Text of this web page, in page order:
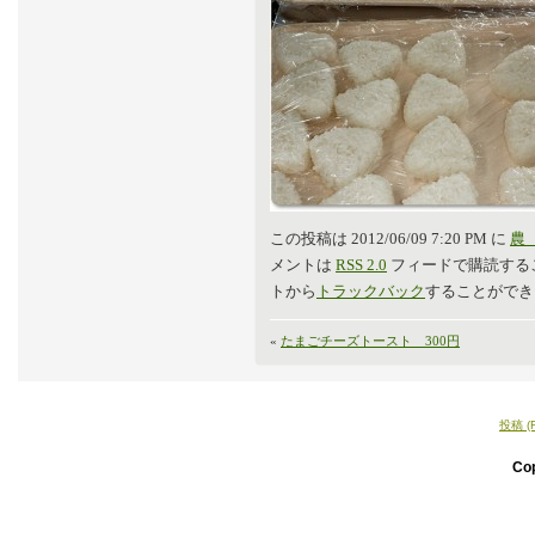
この投稿は 2012/06/09 7:20 PM に 農
メントは RSS 2.0 フィードで購読す
トから トラックバックすることがで
« たまごチーズトースト 300円
投稿